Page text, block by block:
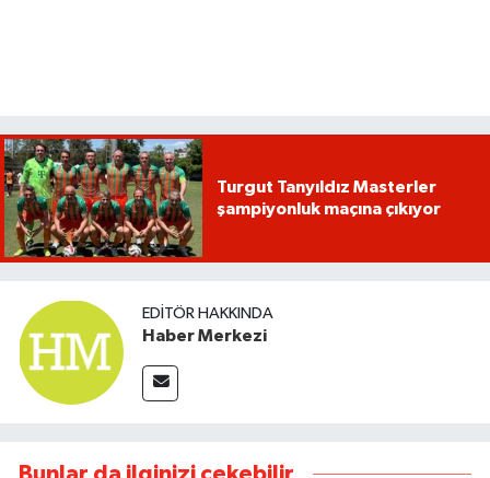
Turgut Tanyıldız Masterler
şampiyonluk maçına çıkıyor
EDITÖR HAKKINDA
Haber Merkezi